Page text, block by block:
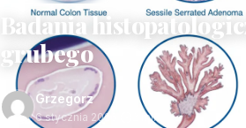
Badania
grubego
Grzegorz
6 stycznia 2026 2 min